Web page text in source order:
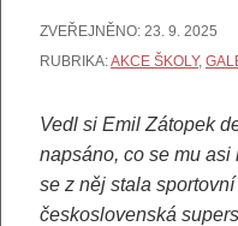
ZVEŘEJNĚNO: 23. 9. 2025
RUBRIKA:AKCE ŠKOLY,
Vedl si Emil Zátopek
napsáno, co se mu
se z něj stala
československá